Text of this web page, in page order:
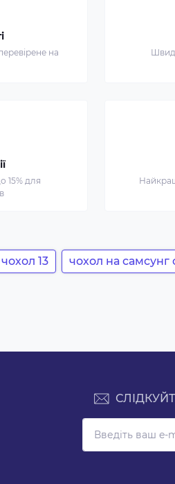
на
15% для
чохол 13 чохол на самсунг